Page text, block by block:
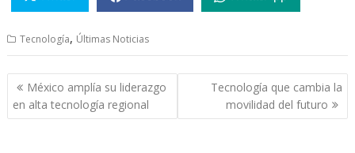
Tecnología, Últimas Noticias
Navegación
de
entradas
México amplía su liderazgo
en alta tecnología regional
Tecnología que cambia la
movilidad del futuro